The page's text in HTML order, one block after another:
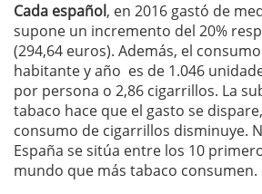
Cada español, en 2016 gastó de
supone un incremento del 20%
(294,64 euros). Además, el
habitante y año es de 1.046
por persona o 2,86 cigarrillos. La
tabaco hace que el gasto se
consumo de cigarrillos disminuye.
España se sitúa entre los 10
mundo que más tabaco consumen.